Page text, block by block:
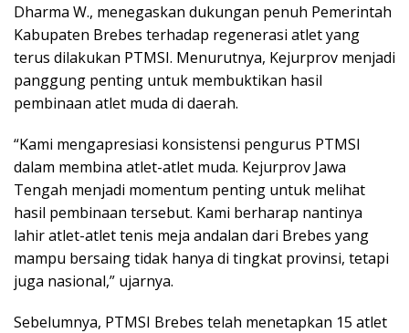
Dharma W., menegaskan dukungan penuh Pemerintah
Kabupaten Brebes terhadap regenerasi atlet yang
terus dilakukan PTMSI. Menurutnya, Kejurprov menjadi
panggung penting untuk membuktikan hasil
pembinaan atlet muda di daerah.
“Kami mengapresiasi konsistensi pengurus PTMSI
dalam membina atlet-atlet muda. Kejurprov Jawa
Tengah menjadi momentum penting untuk melihat
hasil pembinaan tersebut. Kami berharap nantinya
lahir atlet-atlet tenis meja andalan dari Brebes yang
mampu bersaing tidak hanya di tingkat provinsi, tetapi
juga nasional,” ujarnya.
Sebelumnya, PTMSI Brebes telah menetapkan 15 atlet